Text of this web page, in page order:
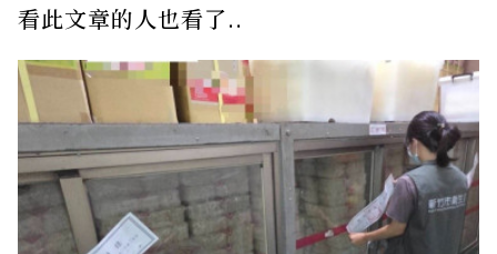
看此文章的人也看了..